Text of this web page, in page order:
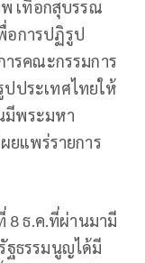
เทือกสุบรรณ
อการปฏิรูป
รคณะกรรมการ
ประเทศไทยให้
มีพระมหา
ยแพร่รายการ
8 ธ.ค.ที่ผ่านมามี
ฐธรรมนูญได้มี